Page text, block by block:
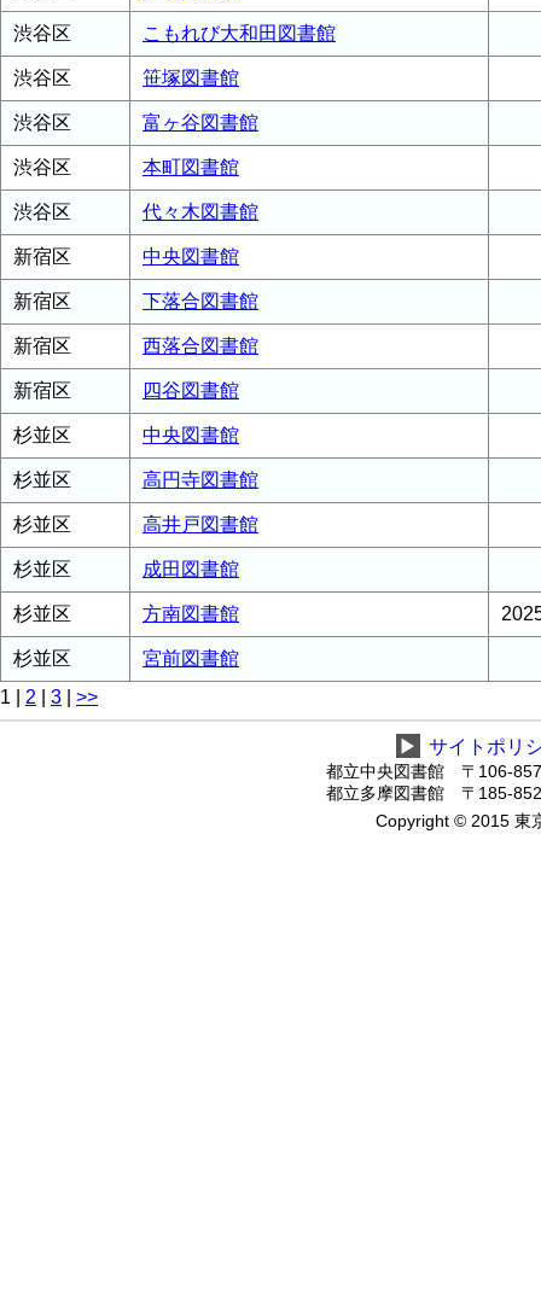
渋谷区 こもれび大和田図書館
渋谷区 笹塚図書館
渋谷区 富ヶ谷図書館
渋谷区 本町図書館
渋谷区 代々木図書館
新宿区 中央図書館
新宿区 下落合図書館
新宿区 西落合図書館
新宿区 四谷図書館
杉並区 中央図書館
杉並区 高円寺図書館
杉並区 高井戸図書館
杉並区 成田図書館
杉並区 方南図書館
杉並区
宮前図書館
1
2 3 >>
▶ サイトポリ
都立中央図書館 〒106-
都立多摩図書館 〒185-
Copyright © 2015 東